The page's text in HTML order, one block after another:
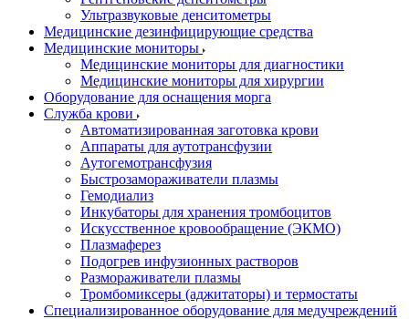
Ультразвуковые денситометры
Медицинские дезинфицирующие средства
Медицинские мониторы
Медицинские мониторы для диагностики
Медицинские мониторы для хирургии
Оборудование для оснащения морга
Служба крови
Автоматизированная заготовка крови
Аппараты для аутотрансфузии
Аутогемотрансфузия
Быстрозамораживатели плазмы
Гемодиализ
Инкубаторы для хранения тромбоцитов
Искусственное кровообращение (ЭКМО)
Плазмаферез
Подогрев инфузионных растворов
Размораживатели плазмы
Тромбомиксеры (аджитаторы) и термостаты
Специализированное оборудование для медучреждений